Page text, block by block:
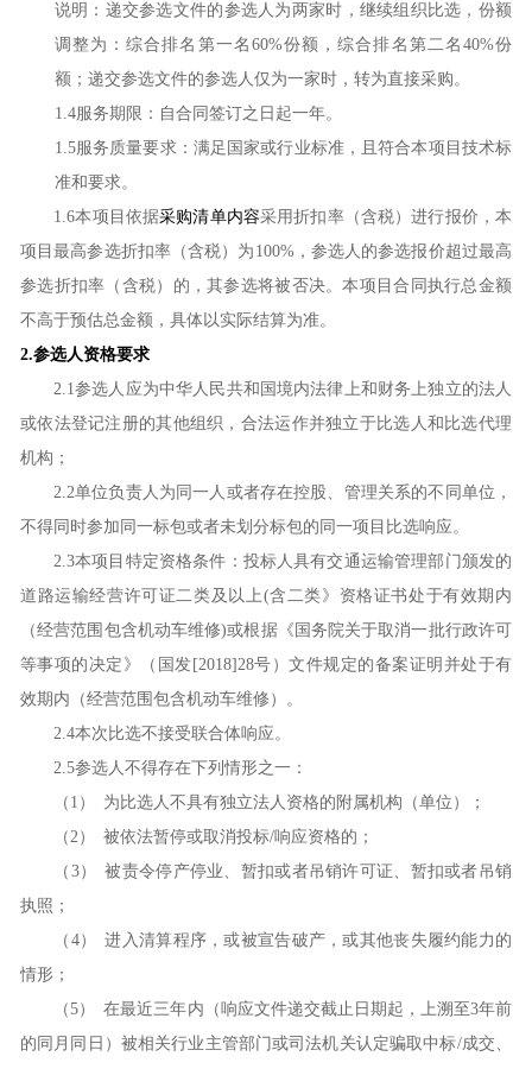
说明：递交参选文件的参选人为两家时，继续组织比选，份额
调整为：综合排名第一名 60%份额，综合排名第二名40%份
额；递交参选文件的参选人仅为一家时，转为直接采购。
1.4服务期限：自合同签订之日起一年。
1.5服务质量要求：满足国家或行业标准，且符合本项目技术标
准和要求。
1.6本项目依据采购清单内容采用折扣率（含税）进行报价，本
项目最高参选折扣率（含税）为 100%，参选人的参选报价超过最高
参选折扣率（含税）的，其参选将被否决。本项目合同执行总金额
不高于预估总金额，具体以实际结算为准。
2.参选人资格要求
2.1参选人 应为中华人民共和国境内法律上和财务上独立的法人
或依法登记注册的其他组织，合法运作并独立于比选人和 比选代理
机构 ；
2.2单位负责人为同一人或者存在控股、管理关系的不同单位，
不得同时参加同一标包或者未划分标包的同一项目 比选响应。
2.3本项目特定资格条件：投标人具有交通运输管理部门颁发的
道路运输经营许可证二类及以上(含二类》资格证书处于有效期内
（经营范围包含机动车维修)或根据《国务院关于取消一批行政许可
等事项的决定》（国发[2018]28号）文件规定的备案证明并处于有
效期内（经营范围包含机动车维修）。
2.4本次 比选不接受联合体响应。
2.5参选人不得存在下列情形之一：
（1）
为 比选人不具有独立法人资格的附属机构（单位）；
（2）
被依法暂停或取消投标/响应资格的；
（3）
被责令停产停业、暂扣或者吊销许可证、暂扣或者吊销
执照；
（4）
进入清算程序，或被宣告破产，或其他丧失履约能力的
情形；
（5）
在最近三年内（响应文件递交截止日期起，上溯至3年前
的同月同日）被相关行业主管部门或司法机关认定骗取中标/成交、